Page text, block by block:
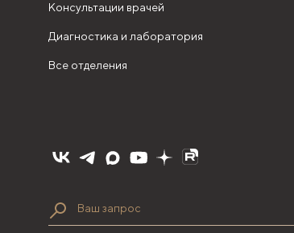
Консультации врачей
Диагностика и лаборатория
Все отделения